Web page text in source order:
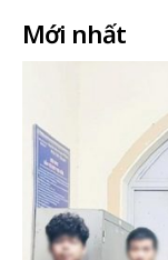
Mới nhất